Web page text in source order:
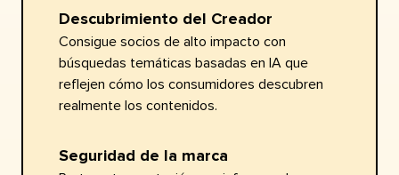
Descubrimiento del Creador​​
Consigue socios de alto impacto con
búsquedas temáticas basadas en IA que
reflejen cómo los consumidores descubren
realmente los contenidos.​​
Seguridad de la marca​​